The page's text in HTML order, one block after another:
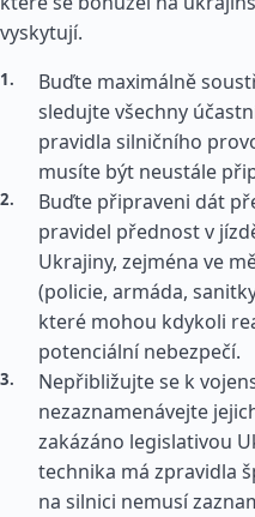
vyskytují.
Buďte maximálně
sledujte všechny
pravidla silničního
musíte být neustále
Buďte připraveni dát
pravidel přednost v
Ukrajiny, zejména ve
(policie, armáda,
které mohou kdykoli
potenciální nebezpečí.
Nepřibližujte se k
nezaznamenávejte
zakázáno legislativou
technika má zpravidla
na silnici nemusí